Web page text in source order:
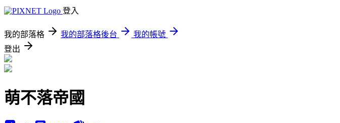
登入
我的部落格 我的部落格後台
我的帳號
登出
萌不落帝國